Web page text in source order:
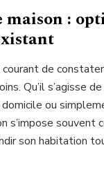
:
de
Qu’il s’agisse
domicile ou
s’impose
son habitation